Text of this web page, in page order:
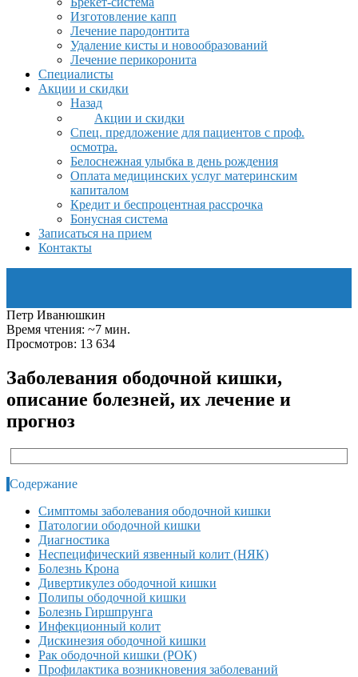
Изготовление капп
Лечение пародонтита
Удаление кисты и новообразований
Лечение перикоронита
Специалисты
Акции и скидки
Назад
Акции и скидки
Спец. предложение для пациентов с проф.
осмотра.
Белоснежная улыбка в день рождения
Оплата медицинских услуг материнским
капиталом
Кредит и беспроцентная рассрочка
Бонусная система
Записаться на прием
Контакты
Петр Иванюшкин
Время чтения: ~7 мин.
Просмотров: 13 634
Заболевания ободочной кишки,
описание болезней, их лечение и
прогноз
Содержание
Симптомы заболевания ободочной кишки
Патологии ободочной кишки
Диагностика
Неспецифический язвенный колит (НЯК)
Болезнь Крона
Дивертикулез ободочной кишки
Полипы ободочной кишки
Болезнь Гиршпрунга
Инфекционный колит
Дискинезия ободочной кишки
Рак ободочной кишки (РОК)
Профилактика возникновения заболеваний